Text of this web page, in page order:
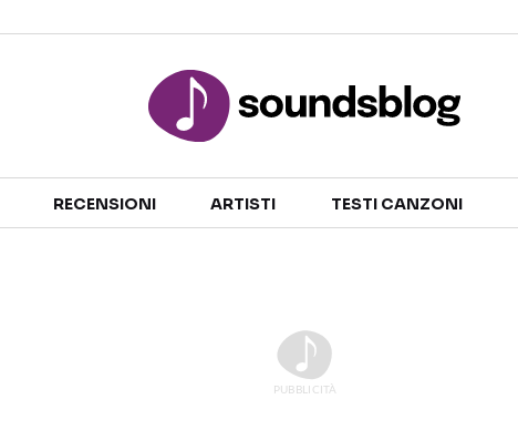
TALENT SHOW
RECENSIONI ARTISTI TESTI CANZONI